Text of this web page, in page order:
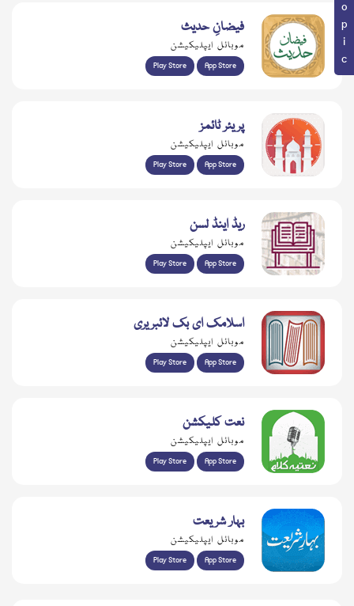
فیضانِ حدیث
موبائل ایپلیکیشن
Play Store App Store
پریئر ٹائمز
موبائل ایپلیکیشن
Play Store App Store
ریڈ اینڈ لسن
موبائل ایپلیکیشن
Play Store App Store
اسلامک ای بک لائبریری
موبائل ایپلیکیشن
Play Store App Store
نعت کلیکشن
موبائل ایپلیکیشن
Play Store App Store
بہار شریعت
موبائل ایپلیکیشن
Play Store App Store